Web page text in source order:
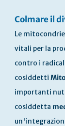
Colmare il
Le
vitali per la
contro i
cosiddetti
importanti
cosiddetta